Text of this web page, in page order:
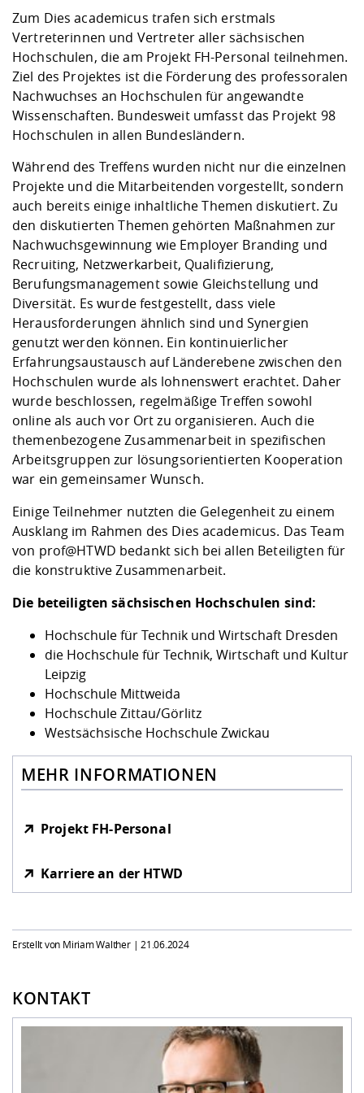
Vorbereitung
Checkliste zum
Studien- und
und Physik
Digitales Lernen
Fremdsprachen
Jobs, Praktika,
Studieren in
Lebenslagen
Studentenwerk
Angebote der
Arbeit
Career Service
Lehren,
Weiterbilden im
Formulare und
Internationale
Formulare und
FIS -
Prototyping und
Gründung und
Kontakt &
Klimaschutz &
Förderverein
Gremien und
Informatik/
Landbau/
Maschinenbau
Angebote für Unternehmen
Kontakt und Anfahrt
Qualitätssicherung
Zum Dies academicus trafen sich erstmals
Vertreterinnen und Vertreter aller sächsischen
Hochschulen, die am Projekt FH-Personal teilnehmen.
Ziel des Projektes ist die Förderung des professoralen
Nachwuchses an Hochschulen für angewandte
Wissenschaften. Bundesweit umfasst das Projekt 98
Hochschulen in allen Bundesländern.
Während des Treffens wurden nicht nur die einzelnen
Projekte und die Mitarbeitenden vorgestellt, sondern
auch bereits einige inhaltliche Themen diskutiert. Zu
den diskutierten Themen gehörten Maßnahmen zur
Nachwuchsgewinnung wie Employer Branding und
Recruiting, Netzwerkarbeit, Qualifizierung,
Berufungsmanagement sowie Gleichstellung und
Diversität. Es wurde festgestellt, dass viele
Herausforderungen ähnlich sind und Synergien
genutzt werden können. Ein kontinuierlicher
Erfahrungsaustausch auf Länderebene zwischen den
Hochschulen wurde als lohnenswert erachtet. Daher
wurde beschlossen, regelmäßige Treffen sowohl
online als auch vor Ort zu organisieren. Auch die
themenbezogene Zusammenarbeit in spezifischen
Arbeitsgruppen zur lösungsorientierten Kooperation
war ein gemeinsamer Wunsch.
Einige Teilnehmer nutzten die Gelegenheit zu einem
Ausklang im Rahmen des Dies academicus. Das Team
von prof@HTWD bedankt sich bei allen Beteiligten für
die konstruktive Zusammenarbeit.
Die beteiligten sächsischen Hochschulen sind:
Hochschule für Technik und Wirtschaft Dresden
die Hochschule für Technik, Wirtschaft und Kultur
Leipzig
Hochschule Mittweida
Hochschule Zittau/Görlitz
Westsächsische Hochschule Zwickau
MEHR INFORMATIONEN
Projekt FH-Personal
Karriere an der HTWD
Erstellt von Miriam Walther |21.06.2024
KONTAKT